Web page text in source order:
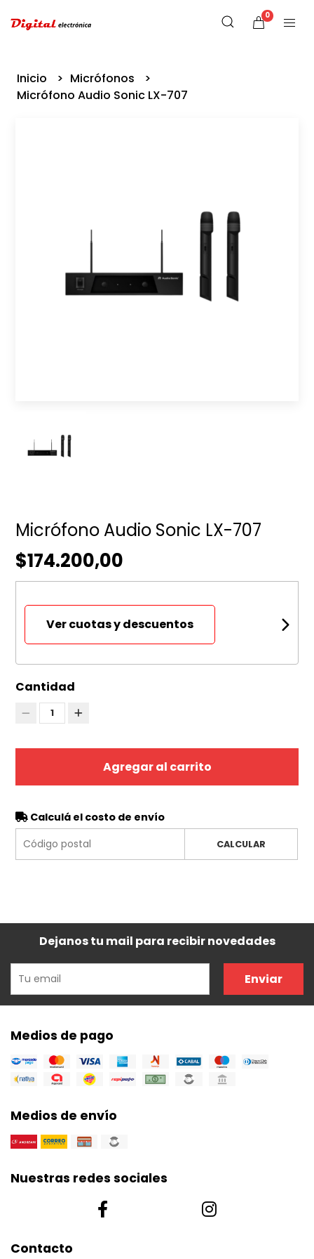
0
Inicio
Micrófonos
Micrófono Audio Sonic LX-707
Micrófono Audio Sonic LX-707
$174.200,00
Ver cuotas y descuentos
Cantidad
1
Agregar al carrito
Calculá el costo de envío
CALCULAR
Dejanos tu mail para recibir novedades
Enviar
Medios de pago
Medios de envío
Nuestras redes sociales
Contacto